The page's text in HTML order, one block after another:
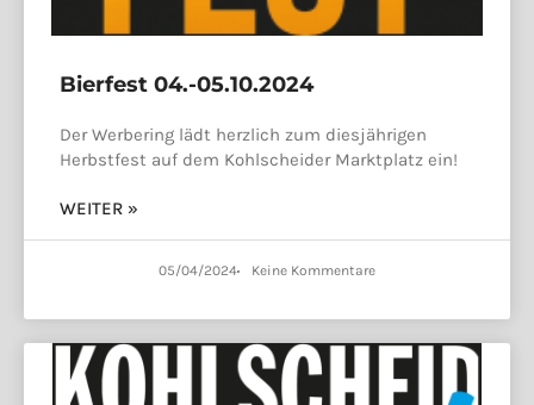
Bierfest 04.-05.10.2024
Der Werbering lädt herzlich zum diesjährigen
Herbstfest auf dem Kohlscheider Marktplatz ein!
WEITER »
05/04/2024 Keine Kommentare